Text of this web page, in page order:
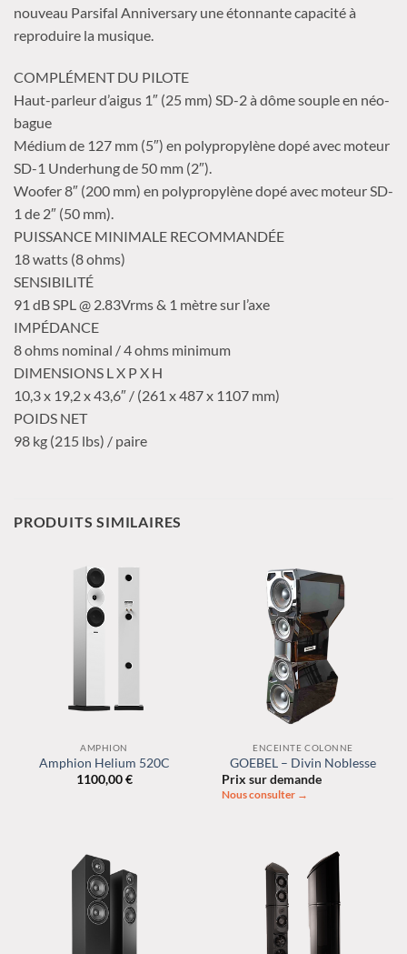
nouveau Parsifal Anniversary une étonnante capacité à
reproduire la musique.
COMPLÉMENT DU PILOTE
Haut-parleur d’aigus 1″ (25 mm) SD-2 à dôme souple en néo-
bague
Médium de 127 mm (5″) en polypropylène dopé avec moteur
SD-1 Underhung de 50 mm (2″).
Woofer 8″ (200 mm) en polypropylène dopé avec moteur SD-
1 de 2″ (50 mm).
PUISSANCE MINIMALE RECOMMANDÉE
18 watts (8 ohms)
SENSIBILITÉ
91 dB SPL @ 2.83Vrms & 1 mètre sur l’axe
IMPÉDANCE
8 ohms nominal / 4 ohms minimum
DIMENSIONS L X P X H
10,3 x 19,2 x 43,6″ / (261 x 487 x 1107 mm)
POIDS NET
98 kg (215 lbs) / paire
PRODUITS SIMILAIRES
AMPHION
Amphion Helium 520C
1100,00€
ENCEINTE COLONNE
GOEBEL – Divin Noblesse
Prix sur demande
Nous consulter →